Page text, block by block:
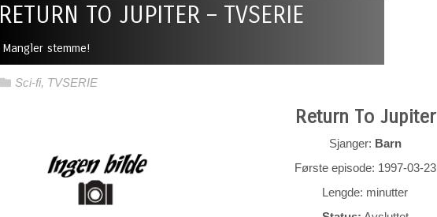
RETURN TO JUPITER – TVSERIE
Mangler stemme!
Sci-fi, TVSERIE
Return To Jupiter
Sjanger: Barn
Første episode: 1997-03-23
Lengde: minutter